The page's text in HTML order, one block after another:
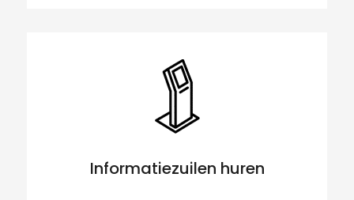
Informatiezuilen huren
Zoeken naar producten